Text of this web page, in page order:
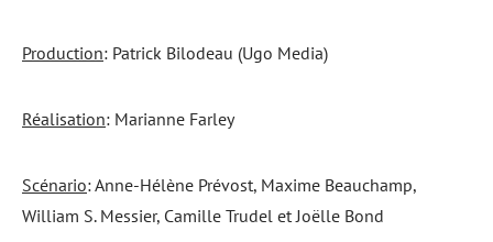
Production: Patrick Bilodeau (Ugo Media)
Réalisation: Marianne Farley
Scénario: Anne-Hélène Prévost, Maxime Beauchamp,
William S. Messier, Camille Trudel et Joëlle Bond